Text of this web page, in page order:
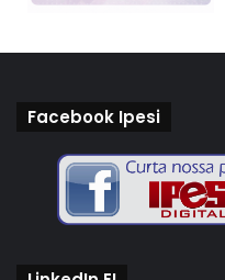
Facebook Ipesi